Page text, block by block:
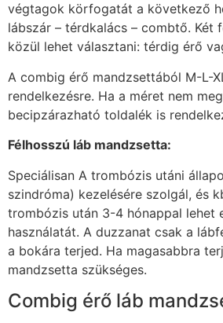
végtagok körfogatát a következő
lábszár – térdkalács – combtő. Két
közül lehet választani: térdig érő
A combig érő mandzsettából M-L-
rendelkezésre. Ha a méret nem
becipzárazható toldalék is
Félhosszú láb mandzsetta:
Speciálisan A trombózis utáni
szindróma) kezelésére szolgál, és
trombózis után 3-4 hónappal lehet
használatát. A duzzanat csak a
a bokára terjed. Ha magasabbra
mandzsetta szükséges.
Combig érő láb